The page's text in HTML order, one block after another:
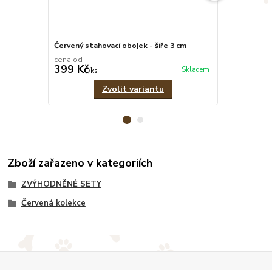
Červený stahovací obojek - šíře 3 cm
cena od
399 Kč/ks Skladem
Zvolit variantu
Zboží zařazeno v kategoriích
ZVÝHODNĚNÉ SETY
Červená kolekce